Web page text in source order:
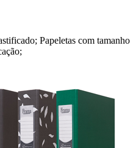
Papeletas com tamanho